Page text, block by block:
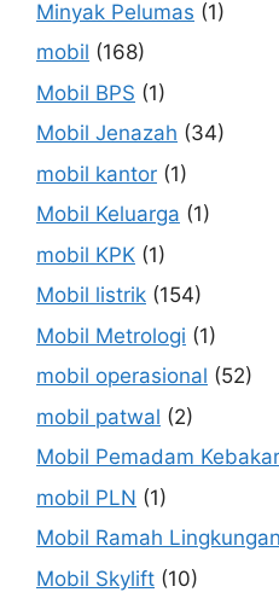
Minyak Pelumas (1)
mobil (168)
Mobil BPS (1)
Mobil Jenazah (34)
mobil kantor (1)
Mobil Keluarga (1)
mobil KPK (1)
Mobil listrik (154)
Mobil Metrologi (1)
mobil operasional (52)
mobil patwal (2)
Mobil Pemadam
mobil PLN (1)
Mobil Ramah Lingkungan
Mobil Skylift (10)